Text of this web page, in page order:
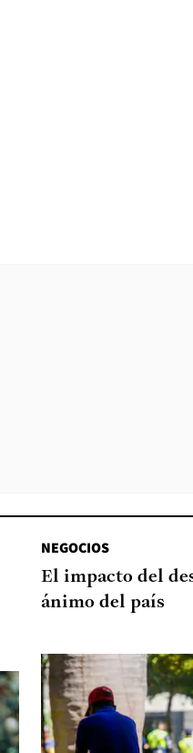
NEGOCIOS
El impacto del
ánimo del país